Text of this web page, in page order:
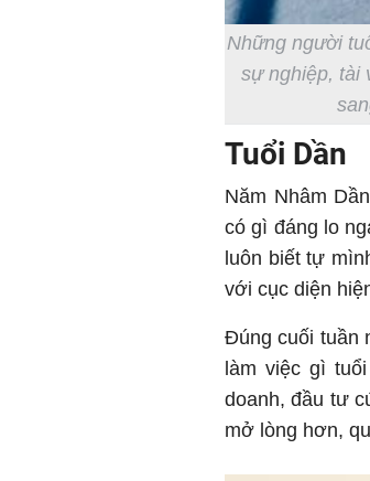
Những người
sự nghiệp, tài
Tuổi Dần
Năm Nhâm
có gì đáng lo
luôn biết tự
với cục diện
Đúng cuối tuần
làm việc gì
doanh, đầu tư
mở lòng hơn,